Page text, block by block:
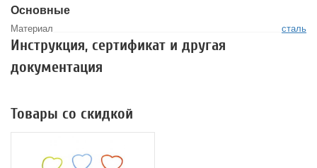
Основные
Материал сталь
Инструкция, сертификат и другая
документация
Товары со скидкой